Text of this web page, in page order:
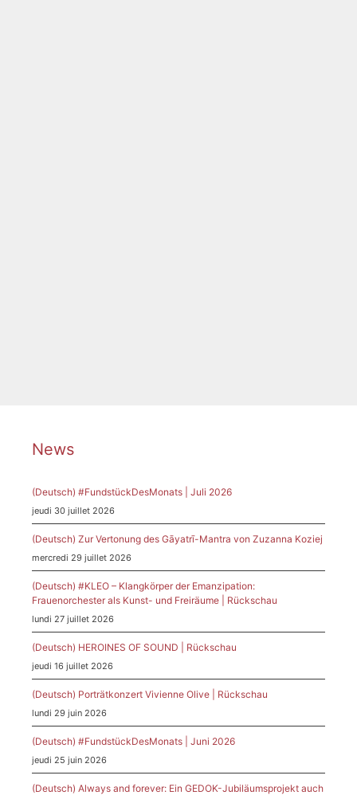
News
(Deutsch) #FundstückDesMonats | Juli 2026
jeudi 30 juillet 2026
(Deutsch) Zur Vertonung des Gāyatrī-Mantra von Zuzanna Koziej
mercredi 29 juillet 2026
(Deutsch) #KLEO – Klangkörper der Emanzipation:
Frauenorchester als Kunst- und Freiräume | Rückschau
lundi 27 juillet 2026
(Deutsch) HEROINES OF SOUND | Rückschau
jeudi 16 juillet 2026
(Deutsch) Porträtkonzert Vivienne Olive | Rückschau
lundi 29 juin 2026
(Deutsch) #FundstückDesMonats | Juni 2026
jeudi 25 juin 2026
(Deutsch) Always and forever: Ein GEDOK-Jubiläumsprojekt auch